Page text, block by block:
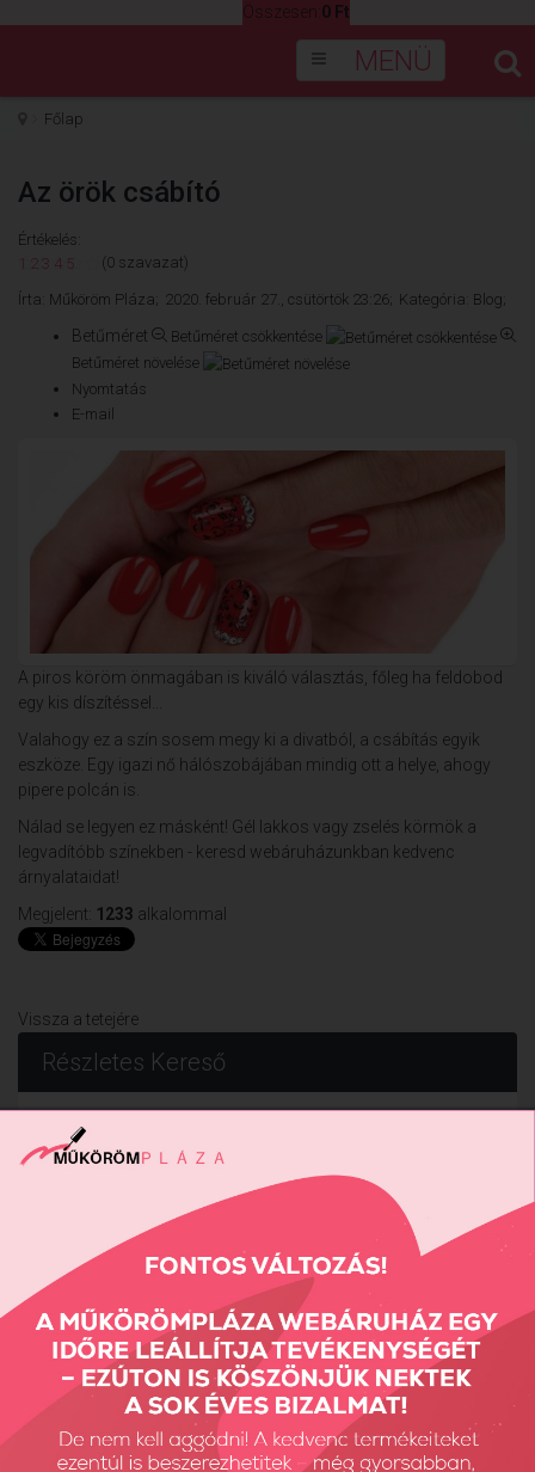
Összesen: 0 Ft
MENÜ
Főlap
Az örök csábító
Értékelés:
1 2 3 4 5 (0 szavazat)
Írta: Műköröm Pláza; 2020. február 27., csütörtök 23:26; Kategória: Blog;
Betűméret
Betűméret csökkentése
Betűméret növelése
Nyomtatás
E-mail
A piros köröm önmagában is kiváló választás, főleg ha feldobod
egy kis díszítéssel...
Valahogy ez a szín sosem megy ki a divatból, a csábítás egyik
eszköze. Egy igazi nő hálószobájában mindig ott a helye, ahogy
pipere polcán is.
Nálad se legyen ez másként! Gél lakkos vagy zselés körmök a
legvadítóbb színekben - keresd webáruházunkban kedvenc
árnyalataidat!
Megjelent: 1233 alkalommal
Vissza a tetejére
Részletes Kereső
Keresés...
Fiók Karbantartás
Fiókom